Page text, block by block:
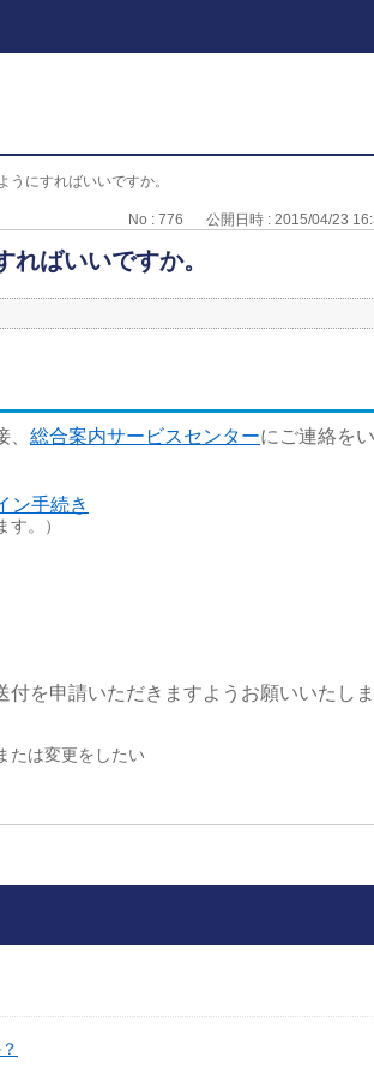
うにすればいいですか。
No : 776 公開日時 : 2015/04/23
ばいいですか。
総合案内サービスセンターにご連絡を
ン手続き
。）
付を申請いただきますようお願いいたし
たは変更をしたい